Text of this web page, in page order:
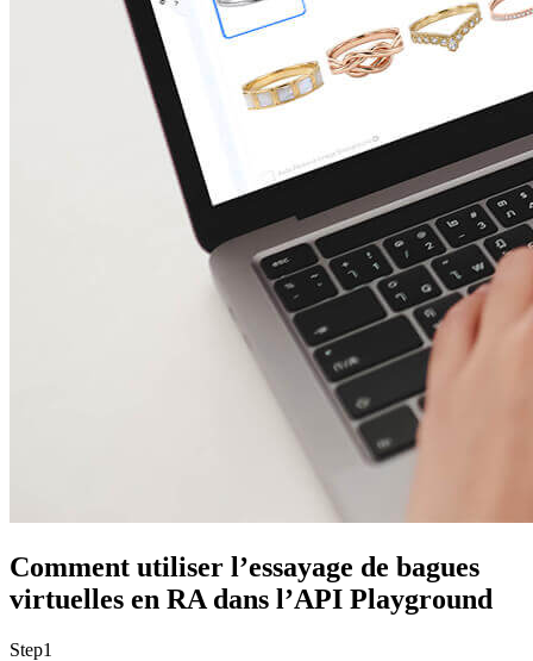
Comment utiliser l’essayage de bagues
virtuelles en RA dans l’API Playground
Step1